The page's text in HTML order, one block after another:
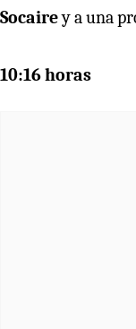
Socairey a una
10:16 horas